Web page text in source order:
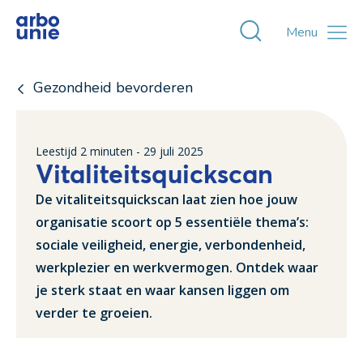
Toggle
Menu
Gezondheid bevorderen
Leestijd 2 minuten - 29 juli 2025
Vitaliteitsquickscan
De vitaliteitsquickscan laat zien hoe jouw
organisatie scoort op 5 essentiële thema’s:
sociale veiligheid, energie, verbondenheid,
werkplezier en werkvermogen. Ontdek waar
je sterk staat en waar kansen liggen om
verder te groeien.